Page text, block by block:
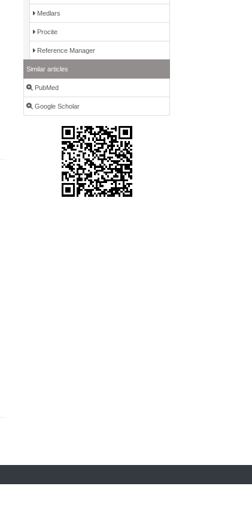
Medlars
Procite
Reference Manager
Similar articles
PubMed
Google Scholar